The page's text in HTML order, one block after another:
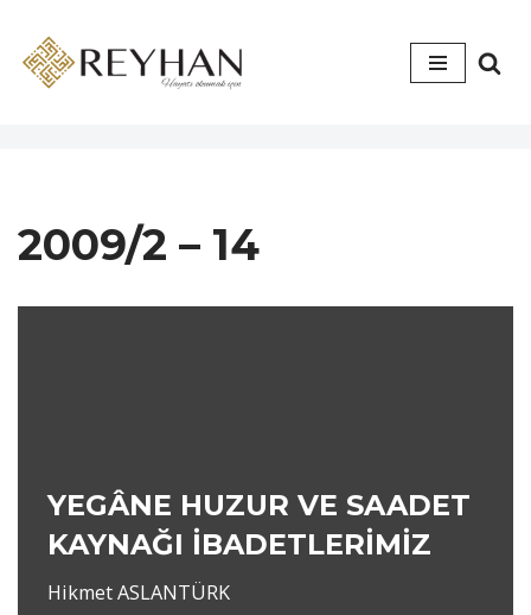
İçeriğe
2009/2 – 14
YEGÂNE HUZUR VE SAADET
KAYNAĞI İBADETLERİMİZ
Hikmet ASLANTÜRK